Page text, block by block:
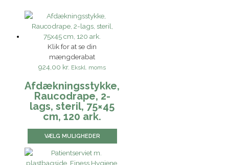
Klik for at se din
mængderabat
924,00 kr. Ekskl. moms
Afdækningsstykke,
Raucodrape, 2-
lags, steril, 75×45
cm, 120 ark.
VÆLG MULIGHEDER